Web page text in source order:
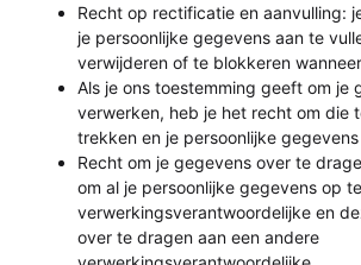
Recht op rectificatie en aanvulling:
je persoonlijke gegevens aan te
verwijderen of te blokkeren
Als je ons toestemming geeft om je
verwerken, heb je het recht om die
trekken en je persoonlijke
Recht om je gegevens over te
om al je persoonlijke gegevens op
verwerkingsverantwoordelijke en
over te dragen aan een andere